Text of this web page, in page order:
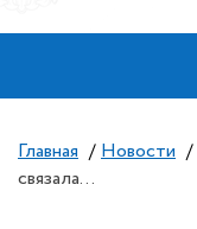
Главная / Новости /
связала…